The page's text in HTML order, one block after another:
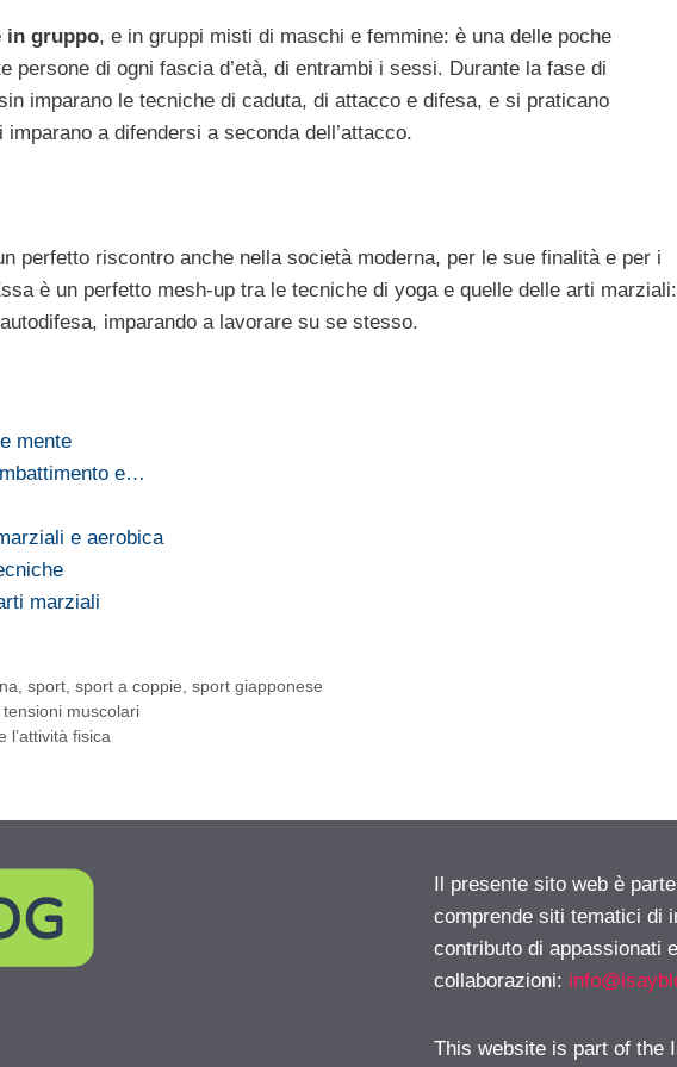
in gruppo, e in gruppi misti di maschi e femmine: è una delle poche
persone di ogni fascia d’età, di entrambi i sessi. Durante la fase di
imparano le tecniche di caduta, di attacco e difesa, e si praticano
a difendersi a seconda dell’attacco.
perfetto riscontro anche nella società moderna, per le sue finalità e per i
è un perfetto mesh-up tra le tecniche di yoga e quelle delle arti
imparando a lavorare su se stesso.
mente
e…
e aerobica
marziali
,sport ,sport a coppie ,sport giapponese
muscolari
l’attività fisica
Il presente sito web è
comprende siti tematici di
contributo di appassionati
collaborazioni:
This website is part of the